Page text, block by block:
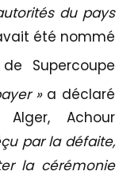
du pays
été nommé
Supercoupe
»a déclaré
Achour
par la défaite,
la cérémonie